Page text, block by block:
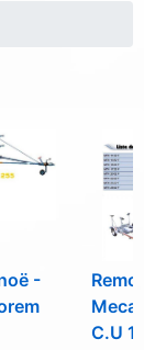
-
C.U